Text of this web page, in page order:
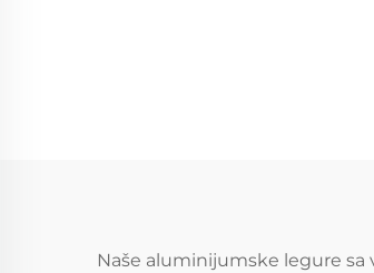
Naše aluminijumske legure